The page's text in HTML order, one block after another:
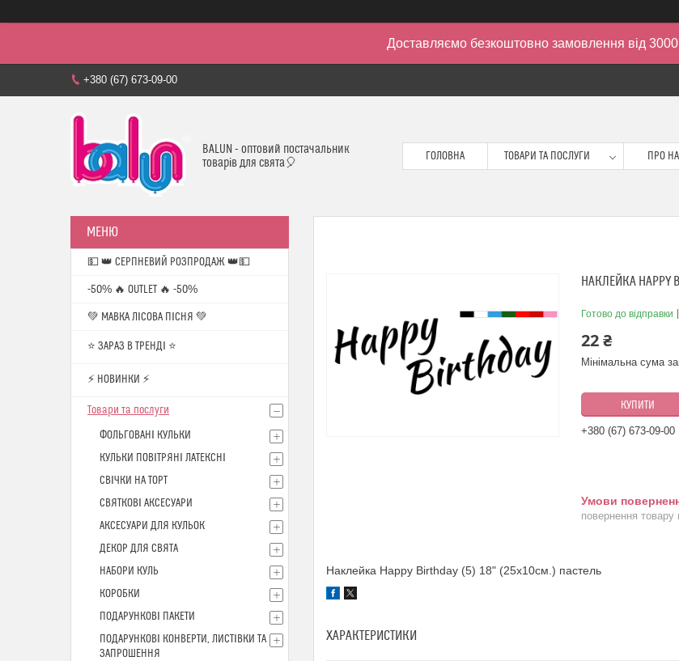
Доставляємо безкоштовно замовлення від 3000
+380 (67) 673-09-00
BALUN - оптовий постачальник
товарів для свята🎈
ГОЛОВНА ТОВАРИ ТА ПОСЛУГИ ПРО
НАКЛЕЙКА HAPPY
Готово до відправки
22 ₴
Мінімальна сума
КУПИТИ
+380 (67) 673-09-00
повернення товару
Наклейка Happy Birthday (5) 18" (25х10см.) пастель
ХАРАКТЕРИСТИКИ
💵 👑 СЕРПНЕВИЙ РОЗПРОДАЖ 👑💵
-50% 🔥 OUTLET 🔥 -50%
💚 МАВКА ЛІСОВА ПІСНЯ 💚
⭐️ ЗАРАЗ В ТРЕНДІ ⭐️
⚡ НОВИНКИ ⚡
Товари та послуги
ФОЛЬГОВАНІ КУЛЬКИ
КУЛЬКИ ПОВІТРЯНІ ЛАТЕКСНІ
СВІЧКИ НА ТОРТ
СВЯТКОВІ АКСЕСУАРИ
АКСЕСУАРИ ДЛЯ КУЛЬОК
ДЕКОР ДЛЯ СВЯТА
НАБОРИ КУЛЬ
КОРОБКИ
ПОДАРУНКОВІ ПАКЕТИ
ПОДАРУНКОВІ КОНВЕРТИ, ЛИСТІВКИ ТА
ЗАПРОШЕННЯ